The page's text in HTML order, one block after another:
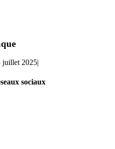
juillet 2025|
sociaux